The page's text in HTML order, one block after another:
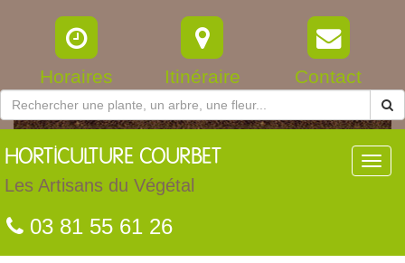
Horaires Itinéraire Contact
HORTICULTURE COURBET
Les Artisans du Végétal
03 81 55 61 26